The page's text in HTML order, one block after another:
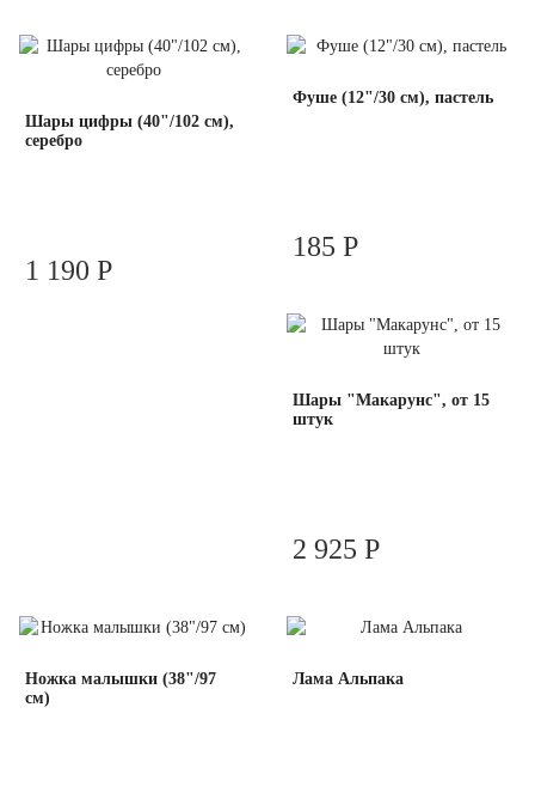
Шары цифры (40"/102 см),
серебро
1 190 Р
Фуше (12"/30 см), пастель
185 Р
Шары "Макарунс", от 15
штук
2 925 Р
Ножка малышки (38"/97
см)
Лама Альпака